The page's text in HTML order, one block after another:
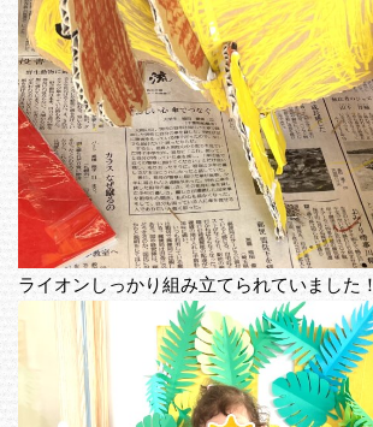
ライオンしっかり組み立てられていました！